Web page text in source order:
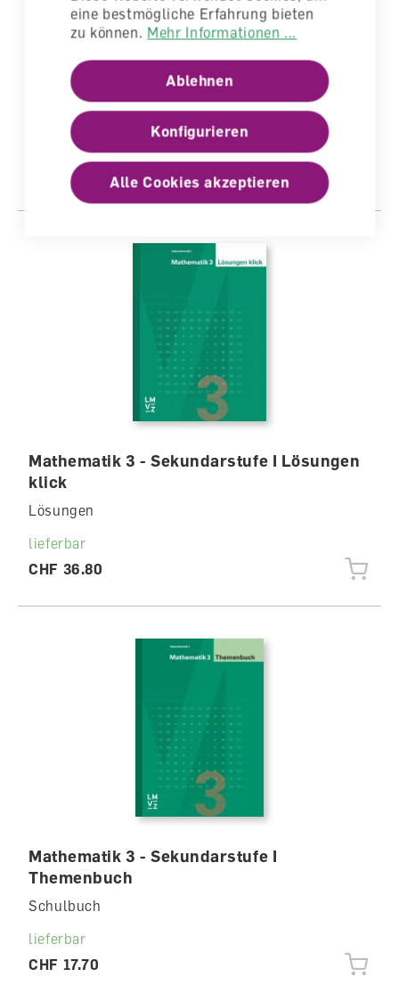
Mathematik 3 - Sekundarstufe I Lösungen
Lösungen
lieferbar
CHF 93.60
Mathematik 3 - Sekundarstufe I Lösungen
klick
Lösungen
lieferbar
CHF 36.80
Mathematik 3 - Sekundarstufe I
Themenbuch
Schulbuch
lieferbar
CHF 17.70
eine bestmögliche Erfahrung bieten
zu können. Mehr Informationen ...
Ablehnen
Konfigurieren
Alle Cookies akzeptieren